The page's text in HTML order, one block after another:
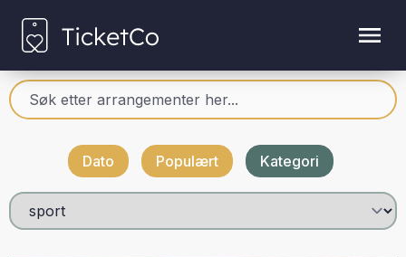
Dato Populært Kategori